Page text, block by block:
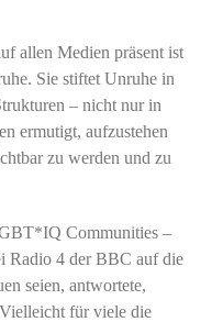
allen Medien präsent ist
Sie stiftet Unruhe in
– nicht nur in
ermutigt, aufzustehen
zu werden und zu
Communities –
Radio 4 der BBC auf die
seien, antwortete,
für viele die